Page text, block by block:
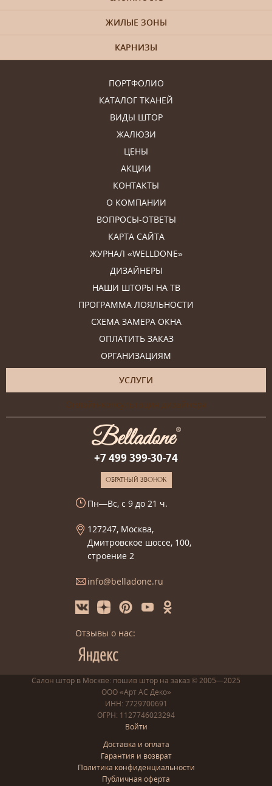
ПОРТФОЛИО
КАТАЛОГ ТКАНЕЙ
ВИДЫ ШТОР
ЖАЛЮЗИ
ЦЕНЫ
АКЦИИ
КОНТАКТЫ
О КОМПАНИИ
ВОПРОСЫ-ОТВЕТЫ
КАРТА САЙТА
ЖУРНАЛ «WELLDONE»
ДИЗАЙНЕРЫ
НАШИ ШТОРЫ НА ТВ
ПРОГРАММА ЛОЯЛЬНОСТИ
СХЕМА ЗАМЕРА ОКНА
ОПЛАТИТЬ ЗАКАЗ
ОРГАНИЗАЦИЯМ
УСЛУГИ
Онлайн-консультация дизайнера
ЖИЛЫЕ ЗОНЫ
КАРНИЗЫ
+7 499 399-30-74
ОБРАТНЫЙ ЗВОНОК
Пн—Вс, с 9 до 21 ч.
127247, Москва,
Дмитровское шоссе, 100,
строение 2
info@belladone.ru
Отзывы о нас:
Салон штор в Москве: пошив штор на заказ © 2005—2025
ООО «Арт АС Деко»
ИНН: 7729700691
ОГРН: 1127746023294
Войти
Доставка и оплата
Гарантия и возврат
Политика конфиденциальности
Публичная оферта